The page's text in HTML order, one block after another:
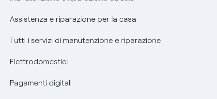
Assistenza e riparazione per la casa
Tutti i servizi di manutenzione e riparazione
Elettrodomestici
Pagamenti digitali